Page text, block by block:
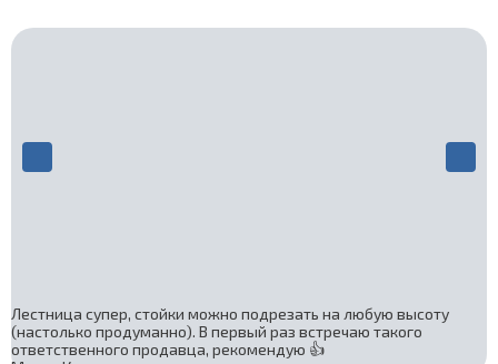
Лестница супер, стойки можно подрезать на любую высоту
(настолько продуманно). В первый раз встречаю такого
ответственного продавца, рекомендую 👍